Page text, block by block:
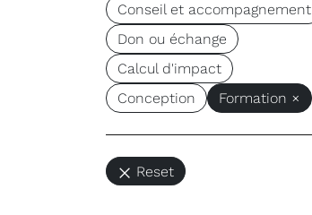
Conseil et accompagnement
Don ou échange
Calcul d'impact
Conception
Formation ×
Reset